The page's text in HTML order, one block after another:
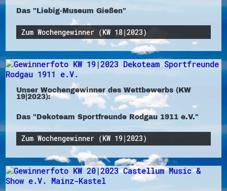
Das "Liebig-Museum Gießen"
Zum Wochengewinner (KW 18|2023)
Unser Wochengewinner des Wettbewerbs (KW
19|2023):
Das "Dekoteam Sportfreunde Rodgau 1911 e.V."
Zum Wochengewinner (KW 19|2023)